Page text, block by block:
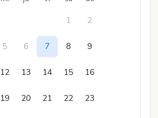
1 2
5 6 7 8 9
12 13 14 15 16
19 20 21 22 23